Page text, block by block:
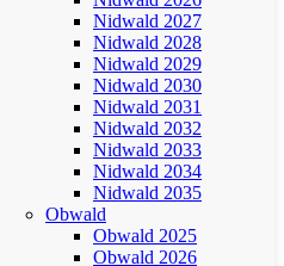
Nidwald 2027
Nidwald 2028
Nidwald 2029
Nidwald 2030
Nidwald 2031
Nidwald 2032
Nidwald 2033
Nidwald 2034
Nidwald 2035
Obwald
Obwald 2025
Obwald 2026